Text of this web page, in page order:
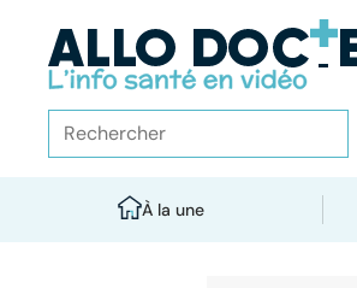
À la une